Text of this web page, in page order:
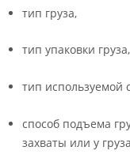
тип груза,
тип упаковки груза,
тип используемой
способ подъема
захваты или у